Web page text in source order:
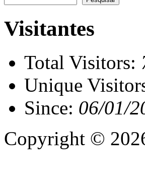
Visitantes
Total Visitors:
Unique
Since: 06/01/
Copyright ©